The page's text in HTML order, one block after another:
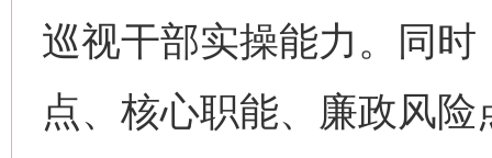
巡视干部实操能力。同
点、核心职能、廉政风